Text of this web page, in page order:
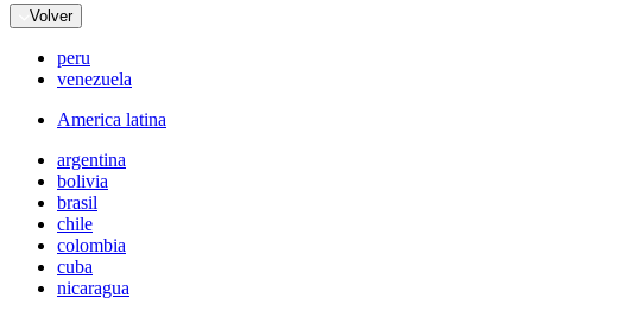
Volver
peru
venezuela
America latina
argentina
bolivia
brasil
chile
colombia
cuba
nicaragua